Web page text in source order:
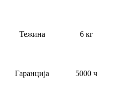
Тежина 6 кг
Гаранција 5000 ч